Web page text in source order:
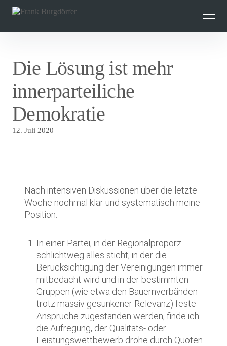
überspringen
Die Lösung ist mehr
innerparteiliche
Demokratie
12. Juli 2020
Nach intensiven Diskussionen über die letzte
Woche nochmal klar und systematisch meine
Position:
In einer Partei, in der Regionalproporz
schlichtweg alles sticht, in der die
Berücksichtigung der Vereinigungen immer
mitbedacht wird und in der bestimmten
Gruppen (wie etwa den Bauernverbänden
trotz massiv gesunkener Relevanz) feste
Ansprüche zugestanden werden, finde ich
die Aufregung, der Qualitäts- oder
Leistungswettbewerb drohe durch Quoten